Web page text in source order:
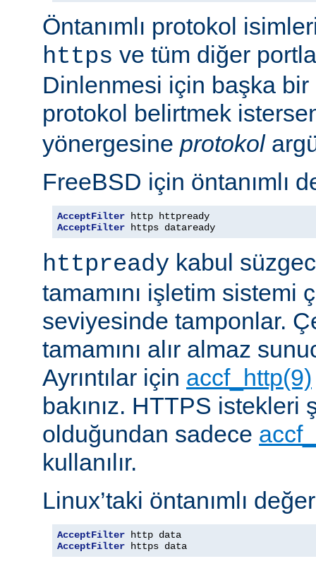
Öntanımlı protokol
https ve tüm diğer
Dinlenmesi için başka
protokol belirtmek
yönergesine protokol
FreeBSD için öntanımlı
AcceptFilter
AcceptFilter https dataready
httpready kabul
tamamını işletim sistemi
seviyesinde tamponlar.
tamamını alır almaz
Ayrıntılar için accf_http(9)
bakınız. HTTPS istekleri
olduğundan sadece
kullanılır.
Linux’taki öntanımlı
AcceptFilter
AcceptFilter https data